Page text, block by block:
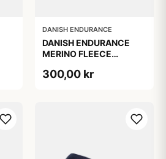
DANISH ENDURANCE
DANISH ENDURANCE
MERINO FLEECE
300,00 kr